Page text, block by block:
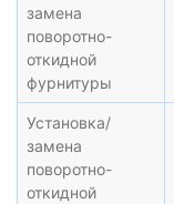
замена
поворотно-
откидной
фурнитуры
Установка/
замена
поворотно-
откидной